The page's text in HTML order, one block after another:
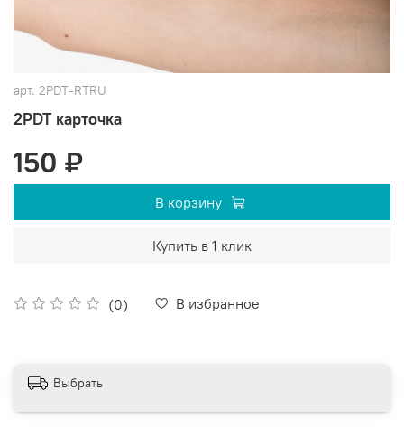
арт. 2PDT-RTRU
2PDT карточка
(0) В избранное
150 ₽
В корзину
Купить в 1 клик
Выбрать